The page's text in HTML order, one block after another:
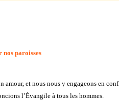
paroisses
et nous nous y engageons en
l’Évangile à tous les hommes.